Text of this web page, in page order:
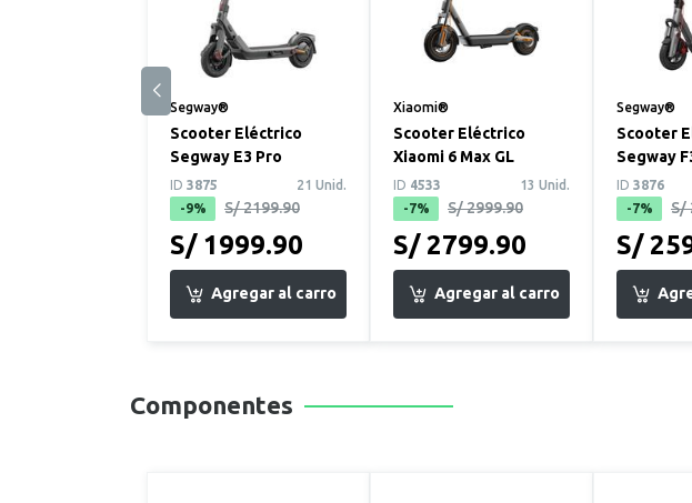
Segway®
Scooter Eléctrico
Segway E3 Pro
ID 3875
21 Unid.
-9%
S/ 2199.90
S/ 1999.90
Xiaomi®
Scooter Eléctrico
Xiaomi 6 Max GL
ID 4533
13 Unid.
-7%
S/ 2999.90
S/ 2799.90
Segway®
Scooter
Segway
ID 3876
-7%
S/
S/
Componentes